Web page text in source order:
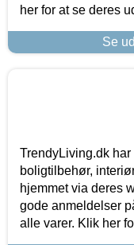
her for at se deres
Se
TrendyLiving.dk
boligtilbehør,
hjemmet via deres
gode anmeldelser
alle varer. Klik her